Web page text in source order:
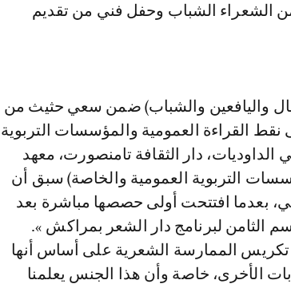
الشعراء الشباب وحفل فني من تقديم
واليافعين والشباب) ضمن سعي حثيث من
القراءة العمومية والمؤسسات التربوية
الداوديات، دار الثقافة تامنصورت، معهد
التربوية العمومية والخاصة) سبق أن
بعدما افتتحت أولى حصصها مباشرة بعد
الثامن لبرنامج دار الشعر بمراكش ».
الممارسة الشعرية على أساس أنها
الأخرى، خاصة وأن هذا الجنس يعلمنا